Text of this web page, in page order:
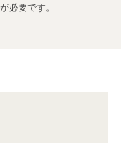
が必要です。